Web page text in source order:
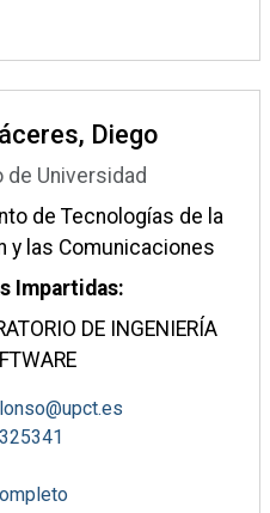
Diego
de Universidad
de Tecnologías de la
y las Comunicaciones
Impartidas:
DE INGENIERÍA